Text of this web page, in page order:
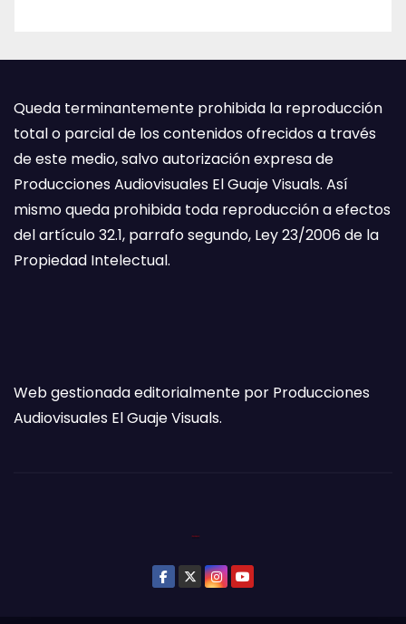
Queda terminantemente prohibida la reproducción
total o parcial de los contenidos ofrecidos a través
de este medio, salvo autorización expresa de
Producciones Audiovisuales El Guaje Visuals. Así
mismo queda prohibida toda reproducción a efectos
del artículo 32.1, parrafo segundo, Ley 23/2006 de la
Propiedad Intelectual.
Web gestionada editorialmente por Producciones
Audiovisuales El Guaje Visuals.